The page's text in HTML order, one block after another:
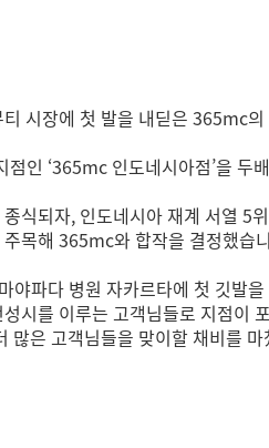
시장에 첫 발을 내딛은 365mc
인 ‘365mc 인도네시아점’을
식되자, 인도네시아 재계 서열
목해 365mc와 합작을 결정했습
야파다 병원 자카르타에 첫 깃발
시를 이루는 고객님들로 지점이
많은 고객님들을 맞이할 채비를